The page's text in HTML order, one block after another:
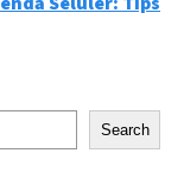
Search